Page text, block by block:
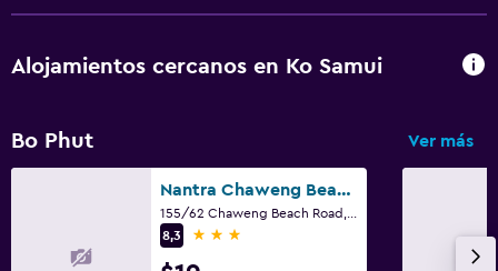
Alojamientos cercanos en Ko Samui
Bo Phut Ver más
Nantra Chaweng Beach Hotel
8,3
3 estrellas